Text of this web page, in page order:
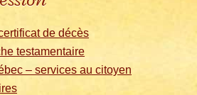
de décès
testamentaire
– services au citoyen